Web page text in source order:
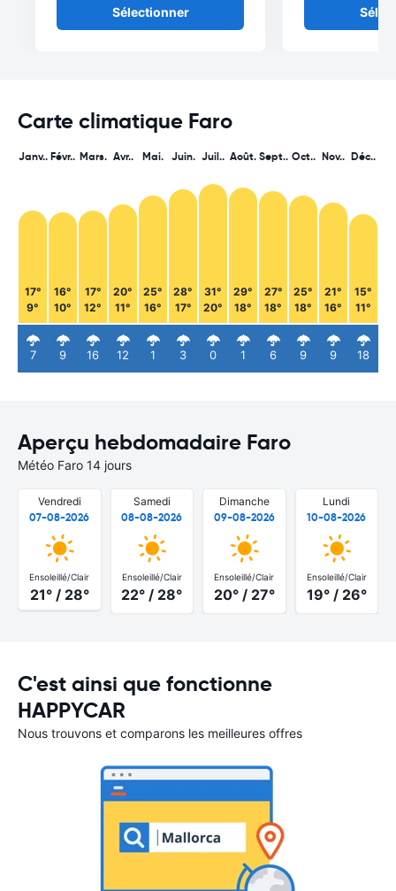
Sélectionner
Carte climatique Faro
Janv..
17°
9°
7
Févr..
16°
10°
9
Mars.
17°
12°
16
Avr..
20°
11°
12
Mai.
25°
16°
1
Juin.
28°
17°
3
Juil..
31°
20°
0
Août.
29°
18°
1
Sept..
27°
18°
6
Oct..
25°
18°
9
Nov..
21°
16°
9
Déc..
15°
11°
18
Aperçu hebdomadaire Faro
Météo Faro 14 jours
Vendredi
07-08-2026
Ensoleillé/Clair
21° / 28°
Samedi
08-08-2026
Ensoleillé/Clair
22° / 28°
Dimanche
09-08-2026
Ensoleillé/Clair
20° / 27°
Lundi
10-08-2026
Ensoleillé/Clair
19° / 26°
C'est ainsi que fonctionne
HAPPYCAR
Nous trouvons et comparons les meilleures offres